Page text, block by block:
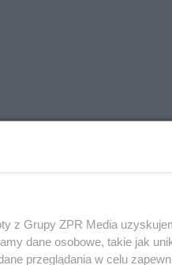
zaś blizny
z Grupy ZPR Media
dane osobowe, takie jak
przeglądania w celu